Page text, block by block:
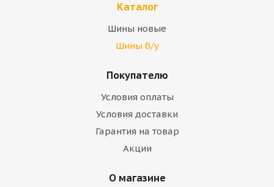
Каталог
Шины новые
Шины б/у
Покупателю
Условия оплаты
Условия доставки
Гарантия на товар
Акции
О магазине